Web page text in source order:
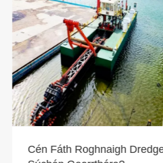
Cén Fáth Roghnaigh Dredger